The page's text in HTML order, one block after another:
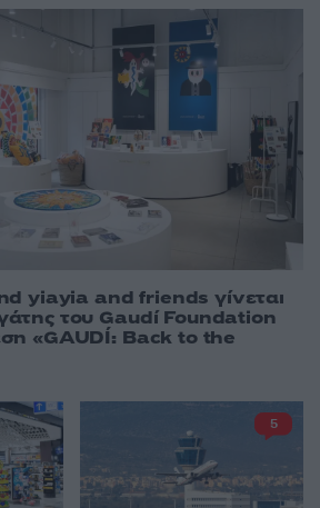
yiayia and friends γίνεται
του Gaudí Foundation
«GAUDÍ: Back to the
5